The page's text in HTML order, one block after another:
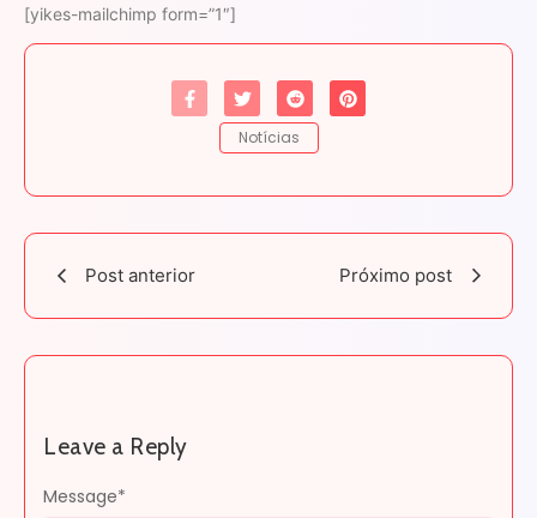
[yikes-mailchimp form=”1″]
Notícias
Post anterior Próximo post
Leave a Reply
Message*